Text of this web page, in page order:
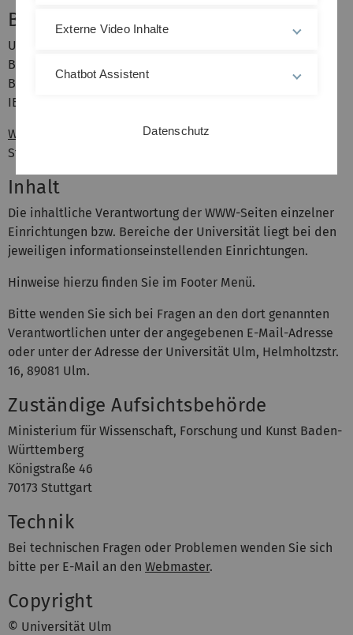
Bankverbindung
Universität Ulm
Bundesbank Ulm
BIC (SWIFT-Code): MARKDEF1630
IBAN: DE72 6300 0000 0063 0015 05
Weitere Bankverbindungen(z.B. für Einzahlungen von
Studienbeiträgen und -gebühren)
Inhalt
Die inhaltliche Verantwortung der WWW-Seiten einzelner
Einrichtungen bzw. Bereiche der Universität liegt bei den
jeweiligen informationseinstellenden Einrichtungen.
Hinweise hierzu finden Sie im Footer Menü.
Bitte wenden Sie sich bei Fragen an den dort genannten
Verantwortlichen unter der angegebenen E-Mail-Adresse
oder unter der Adresse der Universität Ulm, Helmholtzstr.
16, 89081 Ulm.
Zuständige Aufsichtsbehörde
Ministerium für Wissenschaft, Forschung und Kunst Baden-
Württemberg
Königstraße 46
70173 Stuttgart
Technik
Bei technischen Fragen oder Problemen wenden Sie sich
bitte per E-Mail an den Webmaster.
Copyright
© Universität Ulm
Externe Video Inhalte
Chatbot Assistent
Datenschutz